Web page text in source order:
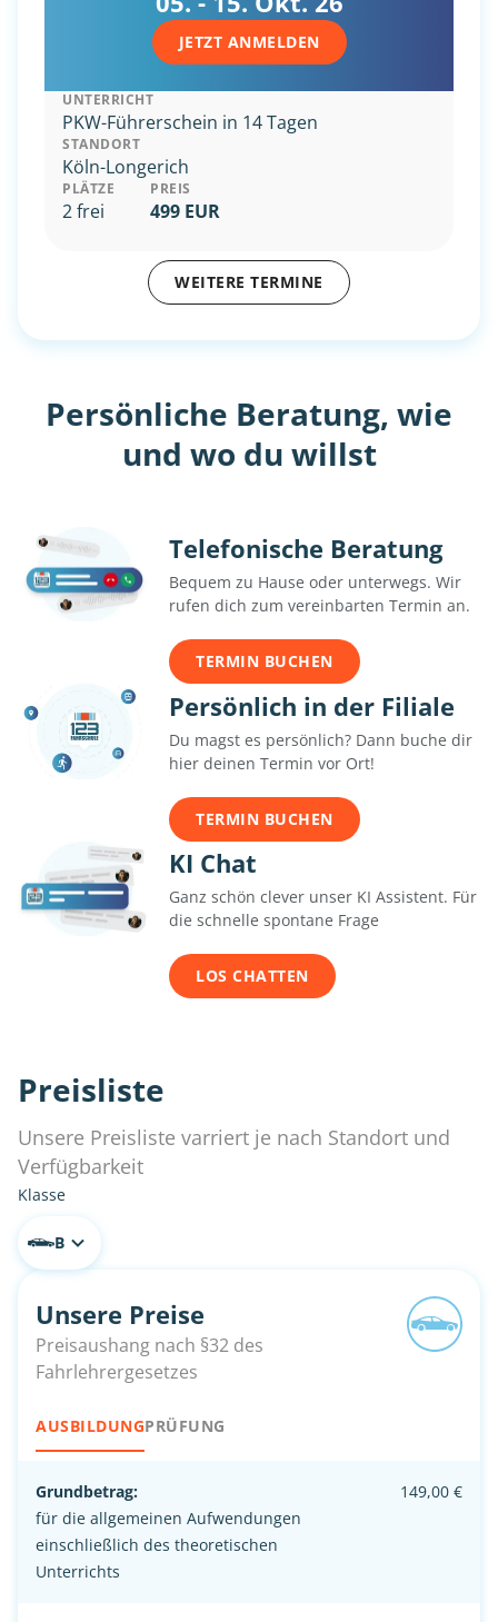
JETZT ANMELDEN
UNTERRICHT
PKW-Führerschein in 14 Tagen
STANDORT
Köln-Longerich
PLÄTZE
2 frei
PREIS
499 EUR
WEITERE TERMINE
Persönliche Beratung, wie
und wo du willst
Telefonische Beratung
Bequem zu Hause oder unterwegs. Wir
rufen dich zum vereinbarten Termin an.
TERMIN BUCHEN
Persönlich in der Filiale
Du magst es persönlich? Dann buche dir
hier deinen Termin vor Ort!
TERMIN BUCHEN
KI Chat
Ganz schön clever unser KI Assistent. Für
die schnelle spontane Frage
LOS CHATTEN
Preisliste
Unsere Preisliste varriert je nach Standort und
Verfügbarkeit
Klasse
B
Unsere Preise
Preisaushang nach §32 des
Fahrlehrergesetzes
AUSBILDUNGPRÜFUNG
Grundbetrag:
für die allgemeinen Aufwendungen
einschließlich des theoretischen
Unterrichts
149,00 €